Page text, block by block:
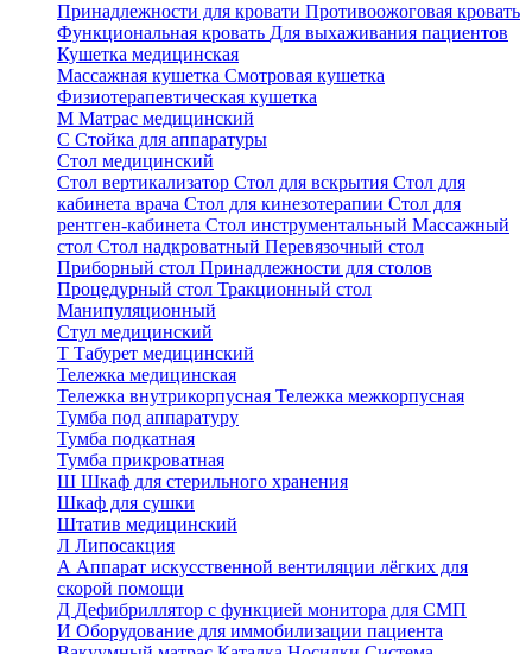
Принадлежности для кровати Противоожоговая кровать
Функциональная кровать Для выхаживания пациентов
Кушетка медицинская
Массажная кушетка Смотровая кушетка
Физиотерапевтическая кушетка
М Матрас медицинский
С Стойка для аппаратуры
Стол медицинский
Стол вертикализатор Стол для вскрытия Стол для
кабинета врача Стол для кинезотерапии Стол для
рентген-кабинета Стол инструментальный Массажный
стол Стол надкроватный Перевязочный стол
Приборный стол Принадлежности для столов
Процедурный стол Тракционный стол
Манипуляционный
Стул медицинский
Т Табурет медицинский
Тележка медицинская
Тележка внутрикорпусная Тележка межкорпусная
Тумба под аппаратуру
Тумба подкатная
Тумба прикроватная
Ш Шкаф для стерильного хранения
Шкаф для сушки
Штатив медицинский
Л Липосакция
А Аппарат искусственной вентиляции лёгких для
скорой помощи
Д Дефибриллятор с функцией монитора для СМП
И Оборудование для иммобилизации пациента